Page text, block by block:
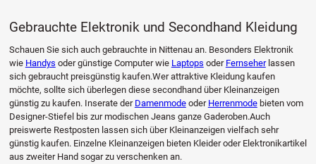
Gebrauchte Elektronik und Secondhand Kleidung
Schauen Sie sich auch gebrauchte in Nittenau an. Besonders Elektronik
wie Handys oder günstige Computer wie Laptops oder Fernseherlassen
sich gebraucht preisgünstig kaufen.Wer attraktive Kleidung kaufen
möchte, sollte sich überlegen diese secondhand über Kleinanzeigen
günstig zu kaufen. Inserate der Damenmodeoder Herrenmodebieten vom
Designer-Stiefel bis zur modischen Jeans ganze Gaderoben.Auch
preiswerte Restposten lassen sich über Kleinanzeigen vielfach sehr
günstig kaufen. Einzelne Kleinanzeigen bieten Kleider oder Elektronikartikel
aus zweiter Hand sogar zu verschenken an.